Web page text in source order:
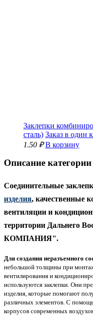
Заклепки
сталь) Заказ в один
1.50 ₽ В корзину
Описание категории
Соединительные
изделия, качественные
вентиляции и
территории
КОМПАНИЯ".
Для создания неразъемного
небольшой толщины при
вентилирования и
используются заклепки. Они
изделия, которые помогают
различных элементов. С
корпусов современных